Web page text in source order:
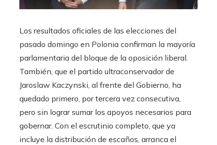
Los resultados oficiales de las elecciones del
pasado domingo en Polonia confirman la mayoría
parlamentaria del bloque de la oposición liberal.
También, que el partido ultraconservador de
Jaroslaw Kaczynski, al frente del Gobierno, ha
quedado primero, por tercera vez consecutiva,
pero sin lograr sumar los apoyos necesarios para
gobernar. Con el escrutinio completo, que ya
incluye la distribución de escaños, arranca el